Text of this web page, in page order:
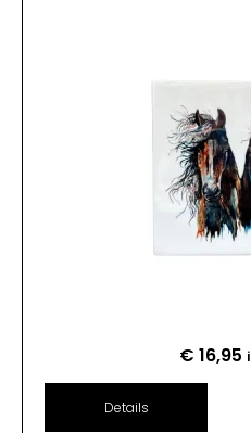
€ 16,95
Details